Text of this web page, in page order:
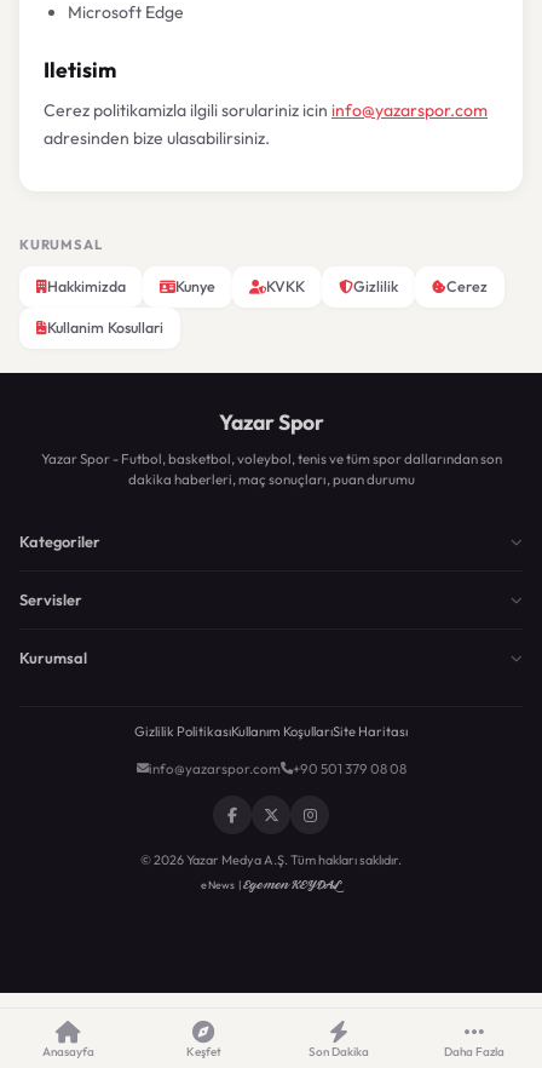
Microsoft Edge
Iletisim
Cerez politikamizla ilgili sorulariniz icin info@yazarspor.com
adresinden bize ulasabilirsiniz.
KURUMSAL
Hakkimizda Kunye KVKK Gizlilik Cerez
Kullanim Kosullari
Yazar Spor
Yazar Spor - Futbol, basketbol, voleybol, tenis ve tüm spor dallarından son
dakika haberleri, maç sonuçları, puan durumu
Kategoriler
Servisler
Kurumsal
Gizlilik PolitikasıKullanım KoşullarıSite Haritası
info@yazarspor.com +90 501 379 08 08
© 2026 Yazar Medya A.Ş. Tüm hakları saklıdır.
eNews |Egemen KEYDAL
Anasayfa Keşfet Son Dakika Daha Fazla